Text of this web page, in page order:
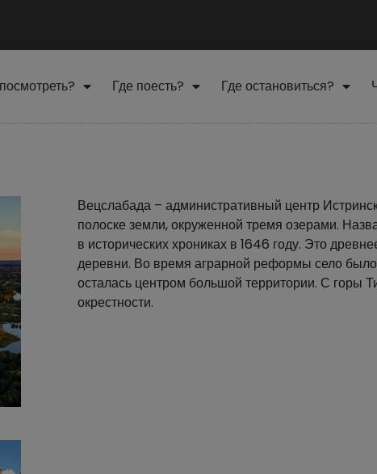
Где поесть? Где остановиться?
Вецслабада – административный центр
полоске земли, окруженной тремя озерами.
в исторических хрониках в 1646 году. Это
деревни. Во время аграрной реформы село
осталась центром большой территории. С горы
окрестности.